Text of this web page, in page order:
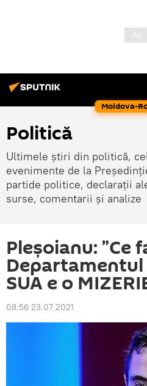
Moldova-
Politică
Ultimele știri din politică,
evenimente de la
partide politice, declarații
surse, comentarii și analize
Pleșoianu: ”Ce
Departamentul
SUA e o
08:56 23.07.2021